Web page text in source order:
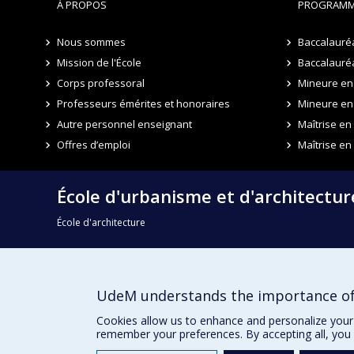
À PROPOS
Nous sommes
Mission de l'École
Corps professoral
Professeurs émérites et honoraires
Autre personnel enseignant
Offres d’emploi
Mineure
Mineure
Maîtrise
Maîtrise
École d'urbanisme et
École d'architecture
École de design
Faculté de l'aménagement
UdeM understands the importance
Cookies allow us to enhance and personalize
remember your preferences. By accepting all,